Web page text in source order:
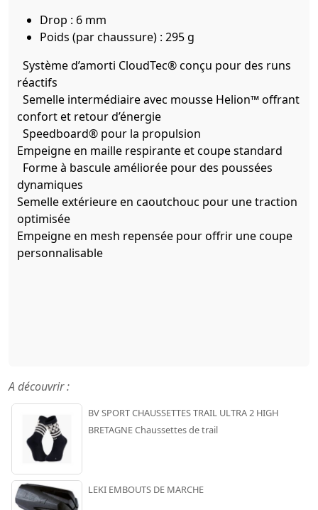
Drop : 6 mm
Poids (par chaussure) : 295 g
Système d’amorti CloudTec® conçu pour des runs
réactifs
Semelle intermédiaire avec mousse Helion™ offrant
confort et retour d’énergie
Speedboard® pour la propulsion
Empeigne en maille respirante et coupe standard
Forme à bascule améliorée pour des poussées
dynamiques
Semelle extérieure en caoutchouc pour une traction
optimisée
Empeigne en mesh repensée pour offrir une coupe
personnalisable
A découvrir :
BV SPORT CHAUSSETTES TRAIL ULTRA 2 HIGH
BRETAGNE Chaussettes de trail
LEKI EMBOUTS DE MARCHE